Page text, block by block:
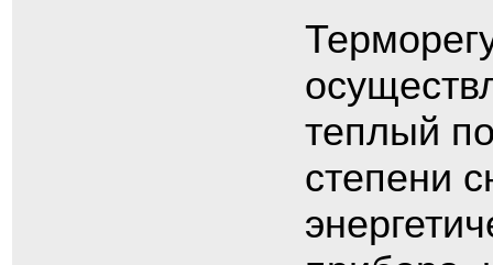
теплый
степени